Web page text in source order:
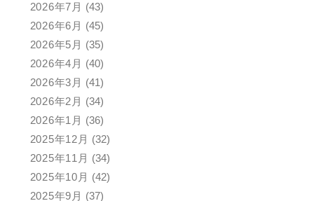
2026年7月 (43)
2026年6月 (45)
2026年5月 (35)
2026年4月 (40)
2026年3月 (41)
2026年2月 (34)
2026年1月 (36)
2025年12月 (32)
2025年11月 (34)
2025年10月 (42)
2025年9月 (37)